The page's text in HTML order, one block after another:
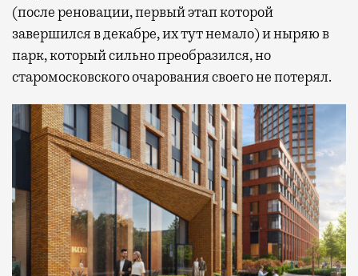
(после реновации, первый этап которой
завершился в декабре, их тут немало) и ныряю в
парк, который сильно преобразился, но
старомосковского очарования своего не потерял.